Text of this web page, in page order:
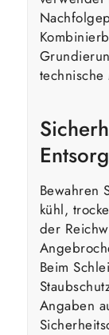
technische
Bewahren
kühl,
der
Beim
Angaben